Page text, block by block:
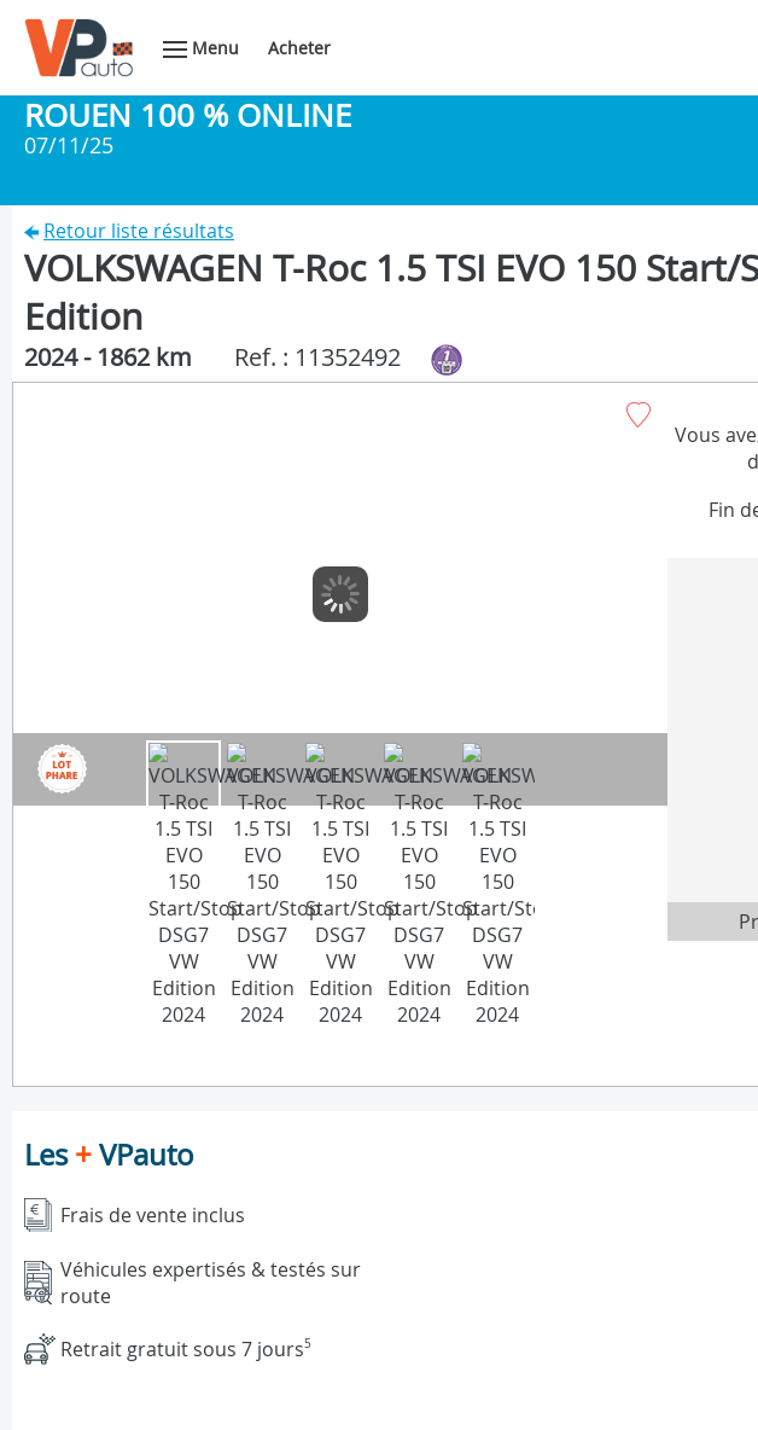
Menu Acheter
ROUEN 100 % ONLINE
07/11/25
Retour liste résultats
VOLKSWAGEN T-Roc 1.5 TSI EVO 150 Start/
Edition
2024 - 1862 km Ref. : 11352492
Vous
Fin
Les+VPauto
Frais de vente inclus
Véhicules expertisés & testés sur
route
Retrait gratuit sous 7 jours5